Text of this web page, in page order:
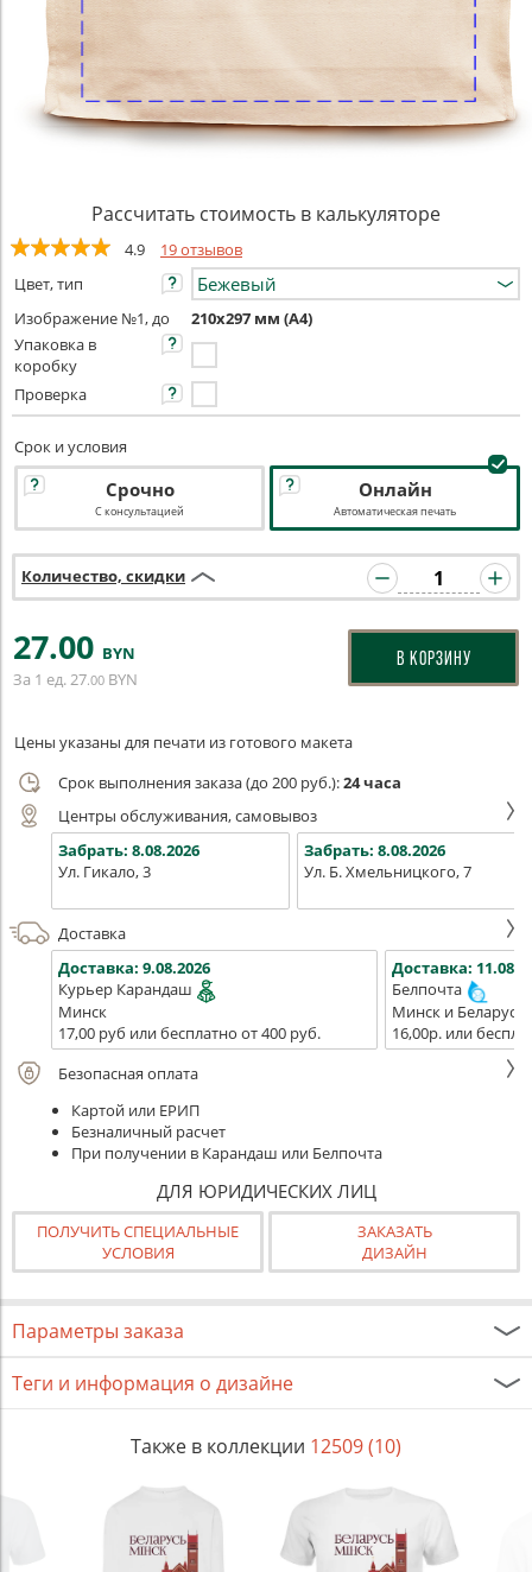
Рассчитать стоимость в калькуляторе
4.9
19 отзывов
Цвет, тип
Изображение №1, до
210х297 мм (А4)
Упаковка в
коробку
Проверка
Срок и условия
Срочно
С консультацией
Онлайн
Автоматическая печать
Количество, скидки
27.00 BYN
За 1 ед.27.00 BYN
В КОРЗИНУ
Цены указаны для печати из готового макета
Срок выполнения заказа (до 200 руб.):24 часа
Центры обслуживания, самовывоз
Забрать: 8.08.2026
Ул. Гикало, 3
Забрать: 8.08.2026
Ул. Б. Хмельницкого, 7
Доставка
Доставка: 9.08.2026
Курьер Карандаш
Минск
17,00 руб или бесплатно от 400 руб.
Доставка:
Белпочта
Минск и Беларусь
16,00р. или
Безопасная оплата
Картой или ЕРИП
Безналичный расчет
При получении в Карандаш или Белпочта
ДЛЯ ЮРИДИЧЕСКИХ ЛИЦ
ПОЛУЧИТЬ СПЕЦИАЛЬНЫЕ
УСЛОВИЯ
ЗАКАЗАТЬ
ДИЗАЙН
Параметры заказа
Теги и информация о дизайне
Также в коллекции 12509 (10)